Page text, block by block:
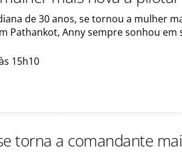
de 30 anos, se tornou a mulher
Pathankot, Anny sempre sonhou em
15h10
torna a comandante